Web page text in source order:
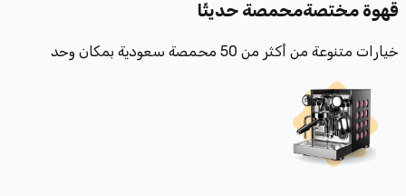
قهوة مختصةمحمصة حديثًا
خيارات متنوعة من أكثر من 50 محمصة سعودية بمكان وحد